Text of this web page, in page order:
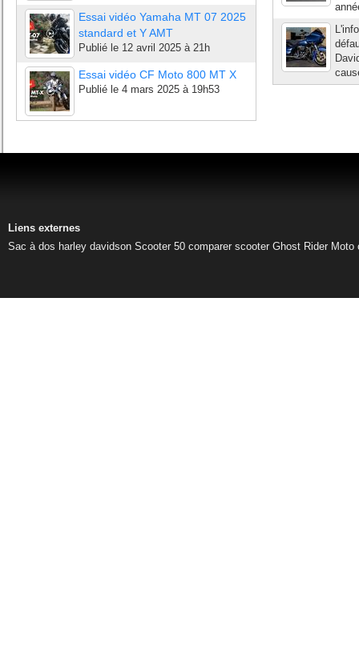
Essai vidéo Yamaha MT 07 2025
standard et Y AMT
Publié le 12 avril 2025 à 21h
Essai vidéo CF Moto 800 MT X
Publié le 4 mars 2025 à 19h53
Liens externes
Sac à dos harley davidson Scooter 50 comparer scooter Ghost Rider Moto